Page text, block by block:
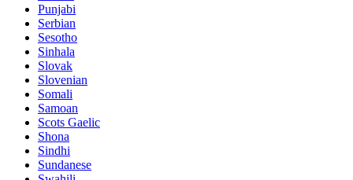
Punjabi
Serbian
Sesotho
Sinhala
Slovak
Slovenian
Somali
Samoan
Scots Gaelic
Shona
Sindhi
Sundanese